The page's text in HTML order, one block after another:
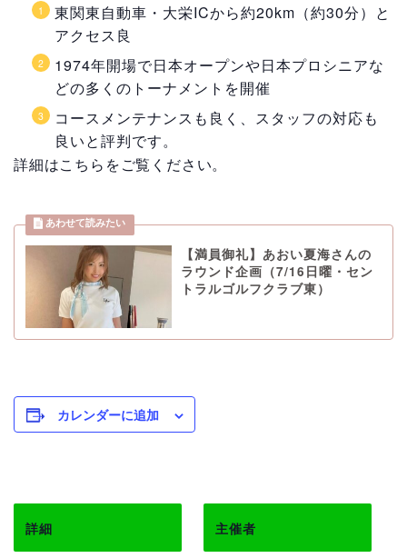
東関東自動車・大栄ICから約20km（約30分）と
アクセス良
1974年開場で日本オープンや日本プロシニアな
どの多くのトーナメントを開催
コースメンテナンスも良く、スタッフの対応も
良いと評判です。
詳細はこちらをご覧ください。
【満員御礼】あおい夏海さんの
ラウンド企画（7/16日曜・セン
トラルゴルフクラブ東）
カレンダーに追加
詳細 主催者